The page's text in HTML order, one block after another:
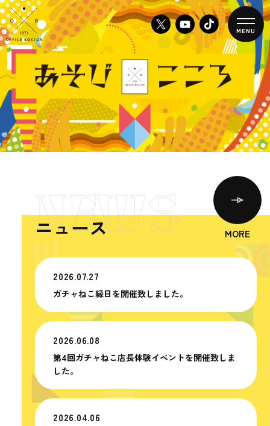
MENU
NEWS
ニュース MORE
2026.07.27
ガチャねこ縁日を開催致しました。
2026.06.08
第4回ガチャねこ店長体験イベントを開催致しま
した。
2026.04.06